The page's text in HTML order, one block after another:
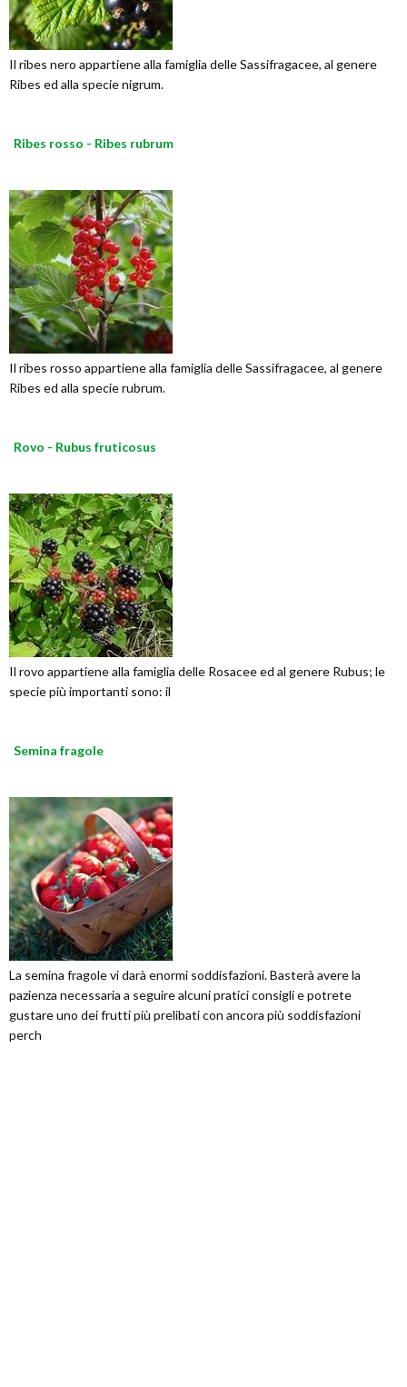
Il ribes nero appartiene alla famiglia delle Sassifragacee, al genere
Ribes ed alla specie nigrum.
Ribes rosso - Ribes rubrum
Il ribes rosso appartiene alla famiglia delle Sassifragacee, al genere
Ribes ed alla specie rubrum.
Rovo - Rubus fruticosus
Il rovo appartiene alla famiglia delle Rosacee ed al genere Rubus; le
specie più importanti sono: il
Semina fragole
La semina fragole vi darà enormi soddisfazioni. Basterà avere la
pazienza necessaria a seguire alcuni pratici consigli e potrete
gustare uno dei frutti più prelibati con ancora più soddisfazioni
perch